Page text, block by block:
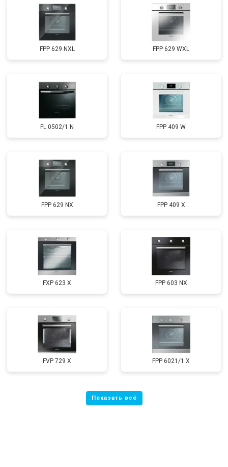
FPP 629 NXL FPP 629 WXL
FL 0502/1 N FPP 409 W
FPP 629 NX FPP 409 X
FXP 623 X FPP 603 NX
FVP 729 X FPP 6021/1 X